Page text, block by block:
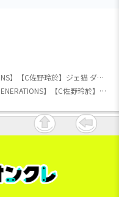
【GENERATIONS】【C佐野玲於】ジェ猫 ダイカットクッション②
【GENERATIONS】【C佐野玲於】ジェ猫 ダイカットクッション②